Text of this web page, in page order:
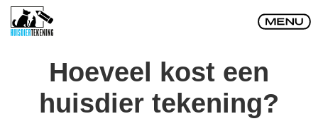
Hoeveel kost een
huisdier tekening?